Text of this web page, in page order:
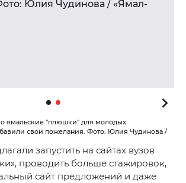
ямальские "плюшки" для молодых
свои пожелания. Фото: Юлия Чудинова /
запустить на сайтах вузов
проводить больше стажировок,
сайт предложений и даже